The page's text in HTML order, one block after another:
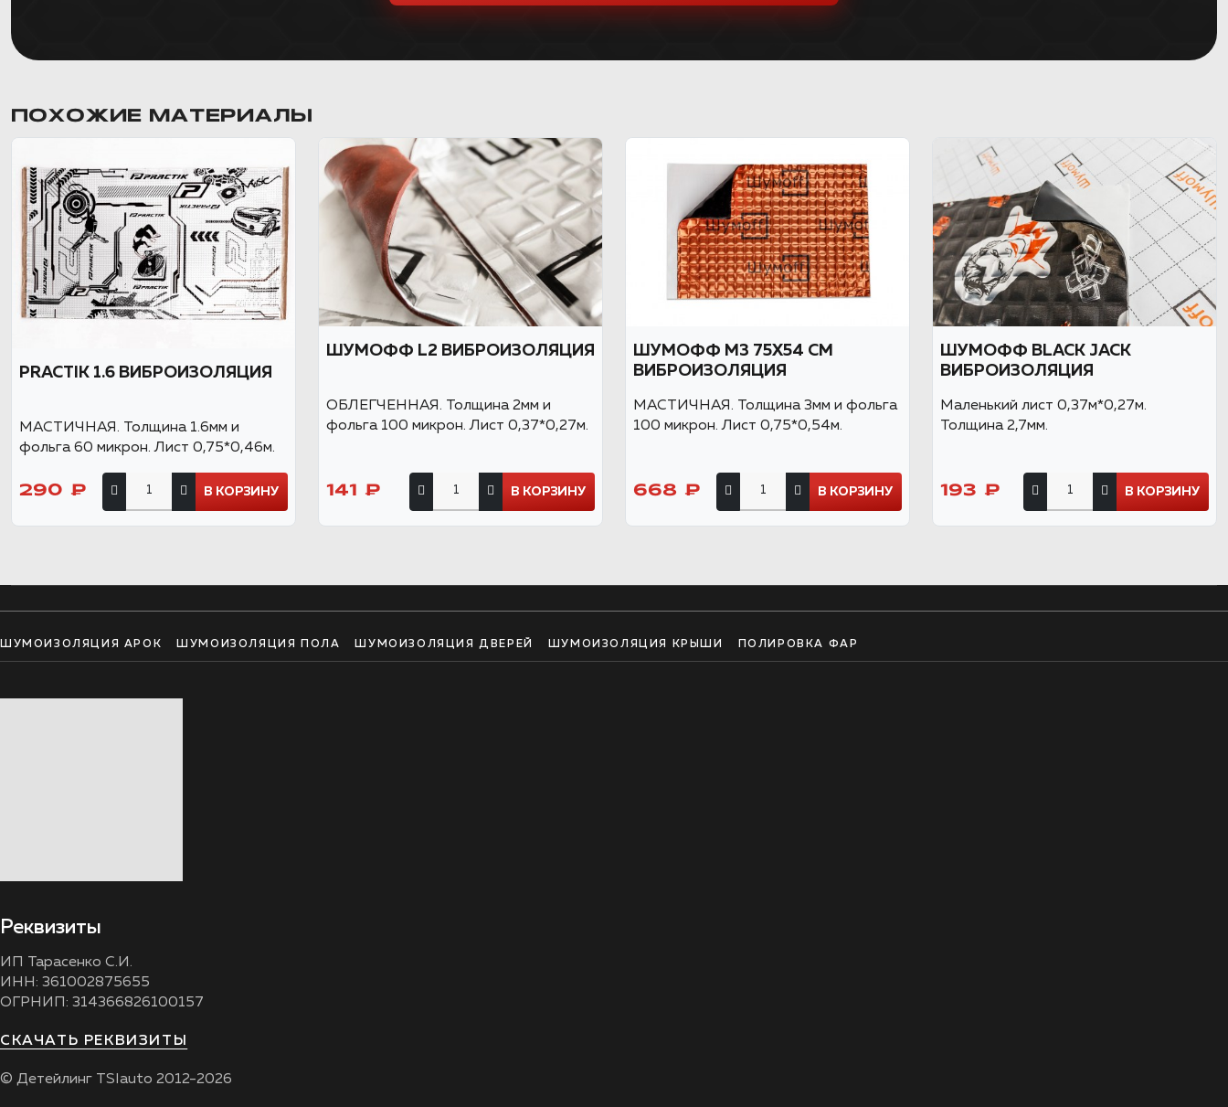
ПОХОЖИЕ МАТЕРИАЛЫ
PRACTIK 1.6 ВИБРОИЗОЛЯЦИЯ
МАСТИЧНАЯ. Толщина 1.6мм и
фольга 60 микрон. Лист 0,75*0,46м.
290 ₽ В КОРЗИНУ
ШУМОФФ L2 ВИБРОИЗОЛЯЦИЯ
ОБЛЕГЧЕННАЯ. Толщина 2мм и
фольга 100 микрон. Лист 0,37*0,27м.
141 ₽ В КОРЗИНУ
ШУМОФФ М3 75Х54 СМ
ВИБРОИЗОЛЯЦИЯ
МАСТИЧНАЯ. Толщина 3мм и фольга
100 микрон. Лист 0,75*0,54м.
668 ₽ В КОРЗИНУ
ШУМОФФ BLACK JACK
ВИБРОИЗОЛЯЦИЯ
Маленький лист 0,37м*0,27м.
Толщина 2,7мм.
193 ₽ В КОРЗИНУ
ШУМОИЗОЛЯЦИЯ АРОК ШУМОИЗОЛЯЦИЯ ПОЛА ШУМОИЗОЛЯЦИЯ ДВЕРЕЙ ШУМОИЗОЛЯЦИЯ КРЫШИ ПОЛИРОВКА ФАР
Реквизиты
ИП Тарасенко С.И.
ИНН: 361002875655
ОГРНИП: 314366826100157
СКАЧАТЬ РЕКВИЗИТЫ
© Детейлинг TSIauto 2012-2026